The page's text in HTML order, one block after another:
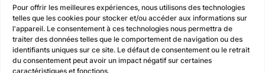
Pour offrir les meilleures expériences, nous utilisons des technologies
telles que les cookies pour stocker et/ou accéder aux informations sur
l'appareil. Le consentement à ces technologies nous permettra de
traiter des données telles que le comportement de navigation ou des
identifiants uniques sur ce site. Le défaut de consentement ou le retrait
du consentement peut avoir un impact négatif sur certaines
caractéristiques et fonctions.
Apaisant
Vitalité
Biotechnologie
Atelier cellulaire
Highlights
Active Hair Care